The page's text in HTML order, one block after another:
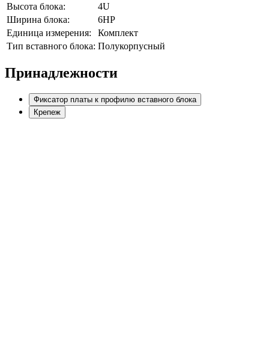
Высота блока:
4U
Ширина блока:
6HP
Единица измерения:
Комплект
Тип вставного блока: Полукорпусный
Принадлежности
Фиксатор платы к профилю вставного блока
Крепеж